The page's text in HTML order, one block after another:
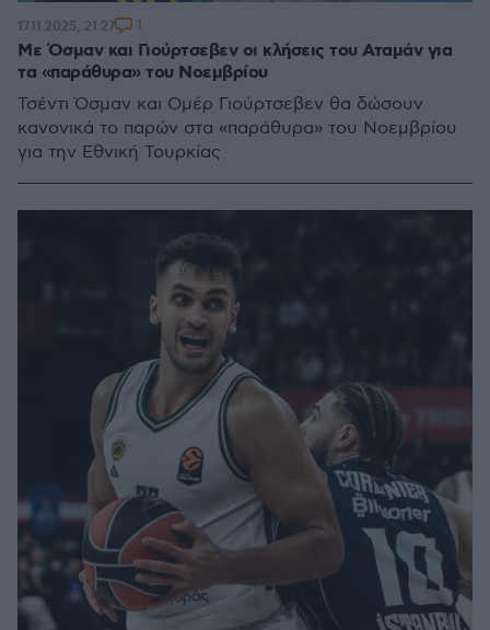
Με Όσμαν και Γιούρτσεβεν οι κλήσεις του Αταμάν για
τα «παράθυρα» του Νοεμβρίου
Τσέντι Όσμαν και Ομέρ Γιούρτσεβεν θα δώσουν
κανονικά το παρών στα «παράθυρα» του Νοεμβρίου
για την Εθνική Τουρκίας
17.11.2025, 21:27 1